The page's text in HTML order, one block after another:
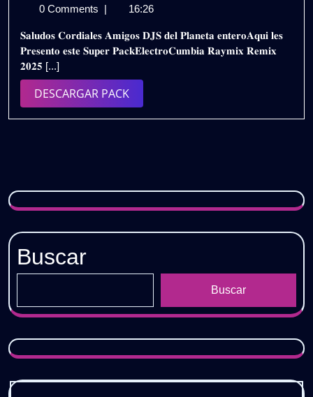
de
de
2025
𝗣𝗔𝗖𝗞
𝟮𝟬𝟮𝟱
0 Comments | 16:26
𝐒𝐚𝐥𝐮𝐝𝐨𝐬 𝐂𝐨𝐫𝐝𝐢𝐚𝐥𝐞𝐬 𝐀𝐦𝐢𝐠𝐨𝐬 𝐃𝐉𝐒 𝐝𝐞𝐥 𝐏𝐥𝐚𝐧𝐞𝐭𝐚 𝐞𝐧𝐭𝐞𝐫𝐨𝐀𝐪𝐮𝐢 𝐥𝐞𝐬
𝐏𝐫𝐞𝐬𝐞𝐧𝐭𝐨 𝐞𝐬𝐭𝐞 𝐒𝐮𝐩𝐞𝐫 𝐏𝐚𝐜𝐤𝐄𝐥𝐞𝐜𝐭𝐫𝐨𝐂𝐮𝐦𝐛𝐢𝐚 𝐑𝐚𝐲𝐦𝐢𝐱 𝐑𝐞𝐦𝐢𝐱
𝟐𝟎𝟐𝟓 [...]
DESCARGAR PACKDESCARGAR
PACK
Buscar
Buscar